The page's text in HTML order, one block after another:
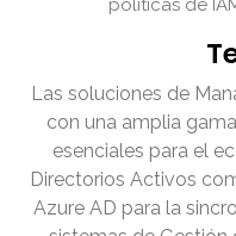
políticas de
Las soluciones de
con una amplia
esenciales para el
Directorios Activos
Azure AD para la